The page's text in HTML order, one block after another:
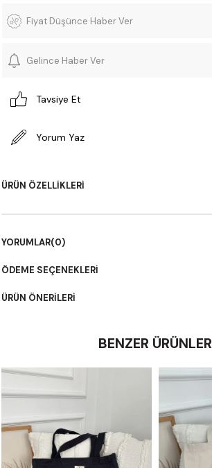
Fiyat Düşünce Haber Ver
Gelince Haber Ver
Tavsiye Et
Yorum Yaz
ÜRÜN ÖZELLIKLERI
YORUMLAR(0)
ÖDEME SEÇENEKLERI
ÜRÜN ÖNERILERI
BENZER ÜRÜNLER